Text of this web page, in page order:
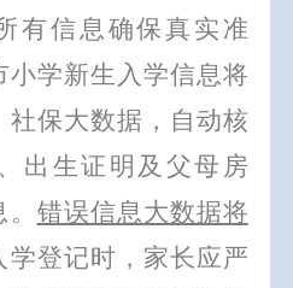
有信息确保真实准
小学新生入学信息将
保大数据，自动核
出生证明及父母房
错误信息大数据将
学登记时，家长应严